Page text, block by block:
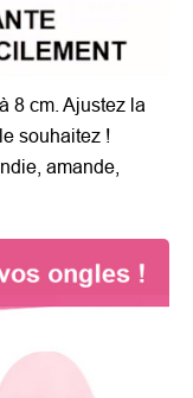
8 cm. Ajustez la
souhaitez !
amande,